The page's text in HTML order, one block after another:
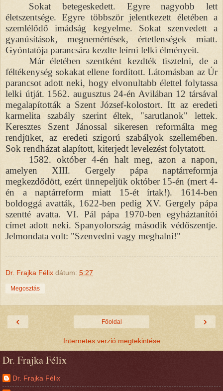
Sokat betegeskedett. Egyre nagyobb lett
életszentsége. Egyre többször jelentkezett életében a
szemlélődő imádság kegyelme. Sokat szenvedett a
gyanúsítások, megnemértések, értetlenségek miatt.
Gyóntatója parancsára kezdte leírni lelki élményeit.
Már életében szentként kezdték tisztelni, de a
féltékenység sokakat ellene fordított. Látomásban az Úr
parancsot adott neki, hogy elvonultabb élettel folytassa
lelki útját. 1562. augusztus 24-én Avilában 12 társával
megalapították a Szent József-kolostort. Itt az eredeti
karmelita szabály szerint éltek, "sarutlanok" lettek.
Keresztes Szent Jánossal sikeresen reformálta meg
rendjüket, az eredeti szigorú szabályok szellemében.
Sok rendházat alapított, kiterjedt levelezést folytatott.
1582. október 4-én halt meg, azon a napon,
amelyen XIII. Gergely pápa naptárreformja
megkezdődött, ezért ünnepeljük október 15-én (mert 4-
én a naptárreform miatt 15-ét írtak!). 1614-ben
boldoggá avatták, 1622-ben pedig XV. Gergely pápa
szentté avatta. VI. Pál pápa 1970-ben egyháztanítói
címet adott neki. Spanyolország második védőszentje.
Jelmondata volt: "Szenvedni vagy meghalni!"
Dr. Frajka Félix dátum: 5:27
Megosztás
‹ ›
Főoldal
Internetes verzió megtekintése
Dr. Frajka Félix
Dr. Frajka Félix